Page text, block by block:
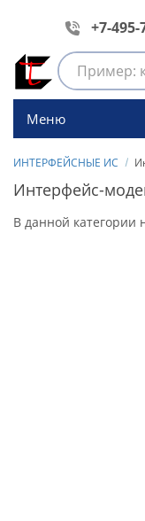
+7-495-
Меню
ИНТЕРФЕЙСНЫЕ ИС
Интерфейс-
В данной категории